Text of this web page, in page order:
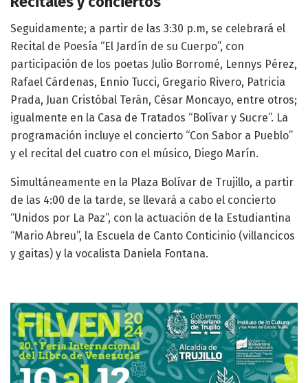
Seguidamente; a partir de las 3:30 p.m, se celebrará el
Recital de Poesía “El Jardín de su Cuerpo”, con
participación de los poetas Julio Borromé, Lennys Pérez,
Rafael Cárdenas, Ennio Tucci, Gregario Rivero, Patricia
Prada, Juan Cristóbal Terán, César Moncayo, entre otros;
igualmente en la Casa de Tratados “Bolívar y Sucre”. La
programación incluye el concierto “Con Sabor a Pueblo”
y el recital del cuatro con el músico, Diego Marín.
Simultáneamente en la Plaza Bolívar de Trujillo, a partir
de las 4:00 de la tarde, se llevará a cabo el concierto
“Unidos por La Paz”, con la actuación de la Estudiantina
“Mario Abreu”, la Escuela de Canto Conticinio (villancicos
y gaitas) y la vocalista Daniela Fontana.